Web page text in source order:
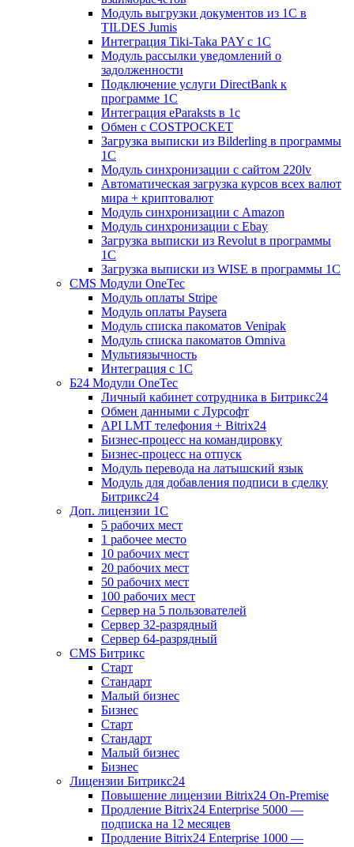
Модуль выгрузки документов из 1С в
TILDES Jumis
Интеграция Tiki-Taka PAY с 1С
Модуль рассылки уведомлений о
задолженности
Подключение услуги DirectBank к
программе 1С
Интеграция eParaksts в 1с
Обмен с COSTPOCKET
Загрузка выписки из Bilderling в программы
1C
Модуль синхронизации с сайтом 220lv
Автоматическая загрузка курсов всех валют
мира + криптовалют
Модуль синхронизации с Amazon
Модуль синхронизации с Ebay
Загрузка выписки из Revolut в программы
1C
Загрузка выписки из WISE в программы 1C
CMS Модули OneTec
Модуль оплаты Stripe
Модуль оплаты Paysera
Модуль списка пакоматов Venipak
Модуль списка пакоматов Omniva
Мультиязычность
Интеграция с 1С
Б24 Модули OneTec
Личный кабинет сотрудника в Битрикс24
Обмен данными с Лурсофт
API LMT телефония + Bitrix24
Бизнес-процесс на командировку
Бизнес-процесс на отпуск
Модуль перевода на латышский язык
Модуль для добавления подписи в сделку
Битрикс24
Доп. лицензии 1С
5 рабочих мест
1 рабочее место
10 рабочих мест
20 рабочих мест
50 рабочих мест
100 рабочих мест
Сервер на 5 пользователей
Сервер 32-разрядный
Сервер 64-разрядный
CMS Битрикс
Старт
Стандарт
Малый бизнес
Бизнес
Старт
Стандарт
Малый бизнес
Бизнес
Лицензии Битрикс24
Повышение лицензии Bitrix24 On-Premise
Продление Bitrix24 Enterprise 5000 —
подписка на 12 месяцев
Продление Bitrix24 Enterprise 1000 —